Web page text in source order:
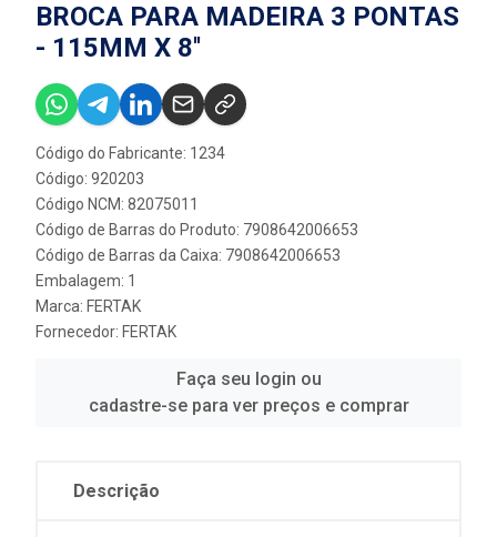
BROCA PARA MADEIRA 3 PONTAS
- 115MM X 8''
Código do Fabricante: 1234
Código: 920203
Código NCM: 82075011
Código de Barras do Produto: 7908642006653
Código de Barras da Caixa: 7908642006653
Embalagem: 1
Marca: FERTAK
Fornecedor: FERTAK
Faça seu login ou
cadastre-se para ver preços e comprar
Descrição